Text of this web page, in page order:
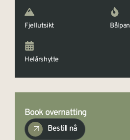
Fjellutsikt
Helårshytte
Book overnatting
Bestill nå